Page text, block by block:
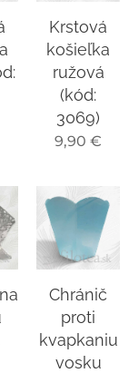
Krstová
košieľka
ružová
(kód:
3069)
9,90 €
Chránič
proti
kvapkaniu
vosku